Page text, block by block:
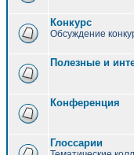
Конкурс
Обсуждение
Полезные и
Конференция
Глоссарии